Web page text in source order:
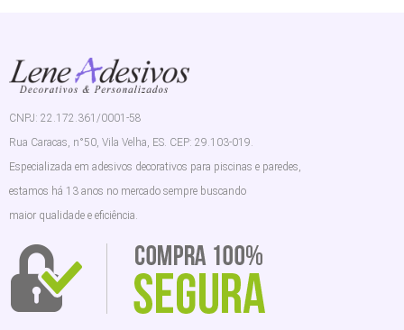
CNPJ: 22.172.361/0001-58
Rua Caracas, n°50, Vila Velha, ES. CEP: 29.103-019.
Especializada em adesivos decorativos para piscinas e paredes,
estamos há 13 anos no mercado sempre buscando
maior qualidade e eficiência.